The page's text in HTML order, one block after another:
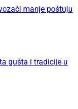
manje poštuju
gušta i tradicije u